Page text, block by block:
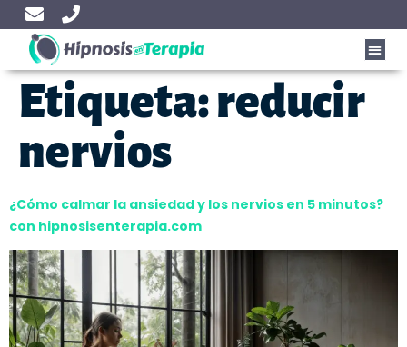
Etiqueta:reducir
nervios
¿Cómo calmar la ansiedad y los nervios en 5 minutos?
con hipnosisenterapia.com